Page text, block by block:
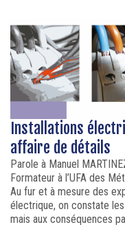
Installations
affaire de détails
Parole à Manuel
Formateur à l’UFA des
Au fur et à mesure des
électrique, on constate
mais aux conséquences